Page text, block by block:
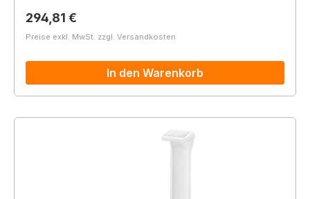
Regulärer Preis:
294,81 €
Preise exkl. MwSt. zzgl. Versandkosten
In den Warenkorb